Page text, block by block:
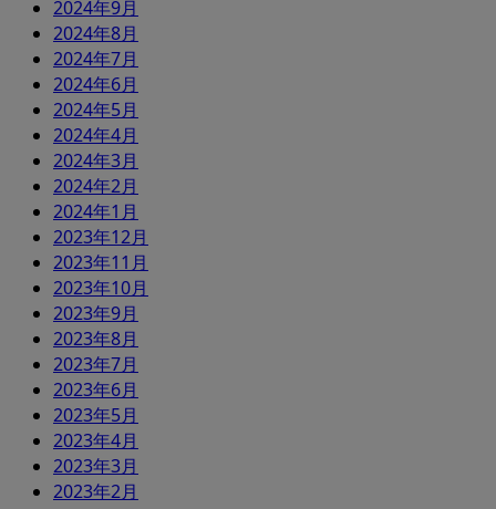
2024年9月
2024年8月
2024年7月
2024年6月
2024年5月
2024年4月
2024年3月
2024年2月
2024年1月
2023年12月
2023年11月
2023年10月
2023年9月
2023年8月
2023年7月
2023年6月
2023年5月
2023年4月
2023年3月
2023年2月